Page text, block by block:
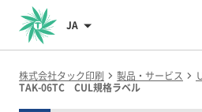
JA
株式会社タック印刷 製品・サービス
TAK-06TC CUL規格ラベル